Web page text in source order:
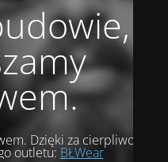
Dzięki za cierpliwość.
outletu: BŁWear